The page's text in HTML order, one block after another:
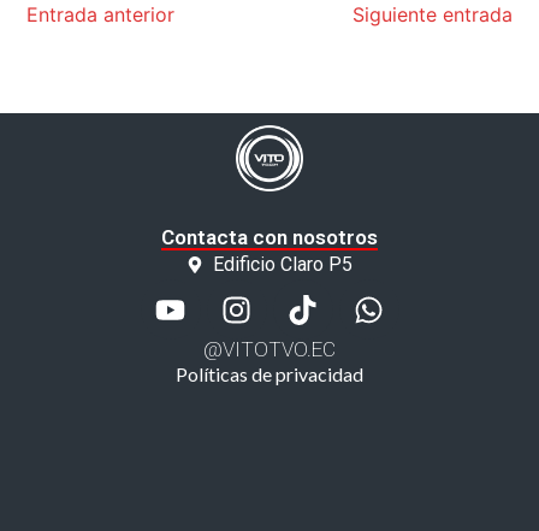
Entrada anterior Siguiente entrada
Contacta con nosotros
Edificio Claro P5
@VITOTVO.EC
Políticas de privacidad